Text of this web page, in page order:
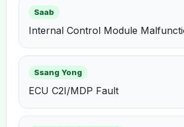
Saab
Internal Control Module
Ssang Yong
ECU C2I/MDP Fault